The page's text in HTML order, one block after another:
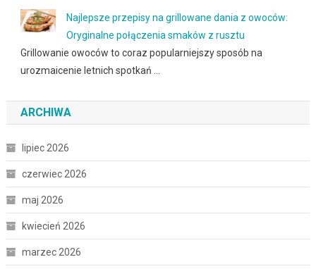
Najlepsze przepisy na grillowane dania z owoców:
Oryginalne połączenia smaków z rusztu
Grillowanie owoców to coraz popularniejszy sposób na
urozmaicenie letnich spotkań …
ARCHIWA
lipiec 2026
czerwiec 2026
maj 2026
kwiecień 2026
marzec 2026